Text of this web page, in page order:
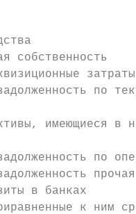
по
имеющиеся в
задолженность
в
к